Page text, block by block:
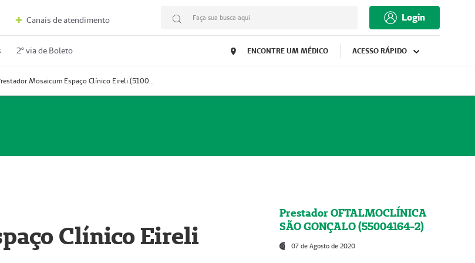
Canais de atendimento Faça sua busca aqui Login
2º via de Boleto ENCONTRE UM MÉDICO ACESSO RÁPIDO
Prestador Mosaicum Espaço Clínico Eireli (51004355-5)
Clínico Eireli
Prestador OFTALMOCLÍNICA
SÃO GONÇALO (55004164-2)
07 de Agosto de 2020